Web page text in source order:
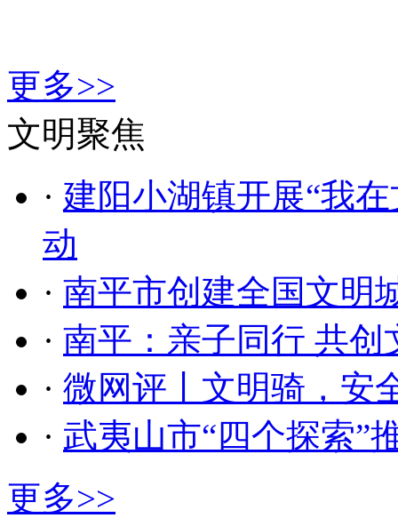
更多>>
文明聚焦
· 建阳小湖镇开展“我
动
· 南平市创建全国文明
· 南平：亲子同行 共创
· 微网评丨文明骑，安
· 武夷山市“四个探索”
更多>>